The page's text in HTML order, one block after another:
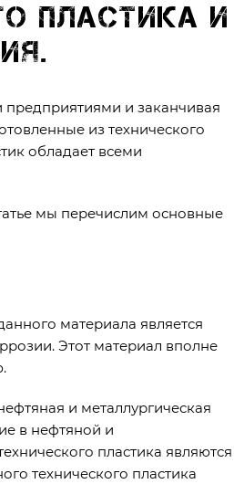
пластика и
и заканчивая
из технического
обладает всеми
мы перечислим основные
материала является
Этот материал вполне
и металлургическая
в нефтяной и
пластика являются
технического пластика